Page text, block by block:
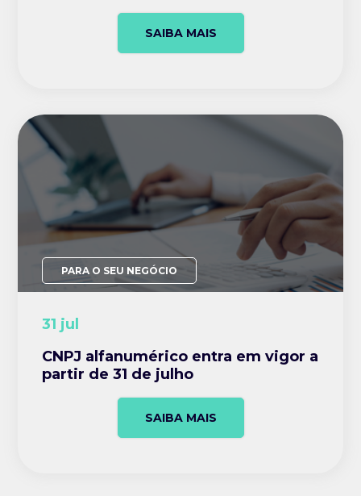
SAIBA MAIS
PARA O SEU NEGÓCIO
31 jul
CNPJ alfanumérico entra em vigor a
partir de 31 de julho
SAIBA MAIS